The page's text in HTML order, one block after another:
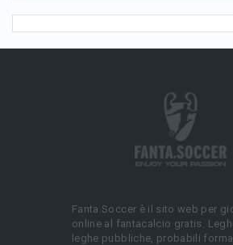
Fanta.Soccer è il sito web per
online al fantacalcio gratis.
leghe pubbliche, probabili